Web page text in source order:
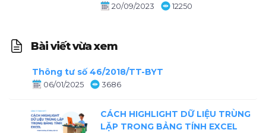
20/09/2023 12250
Bài viết vừa xem
Thông tư số 46/2018/TT-BYT
06/01/2025 3686
CÁCH HIGHLIGHT DỮ LIỆU TRÙNG
LẶP TRONG BẢNG TÍNH EXCEL